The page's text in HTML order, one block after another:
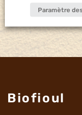
Biofioul
Paramètre